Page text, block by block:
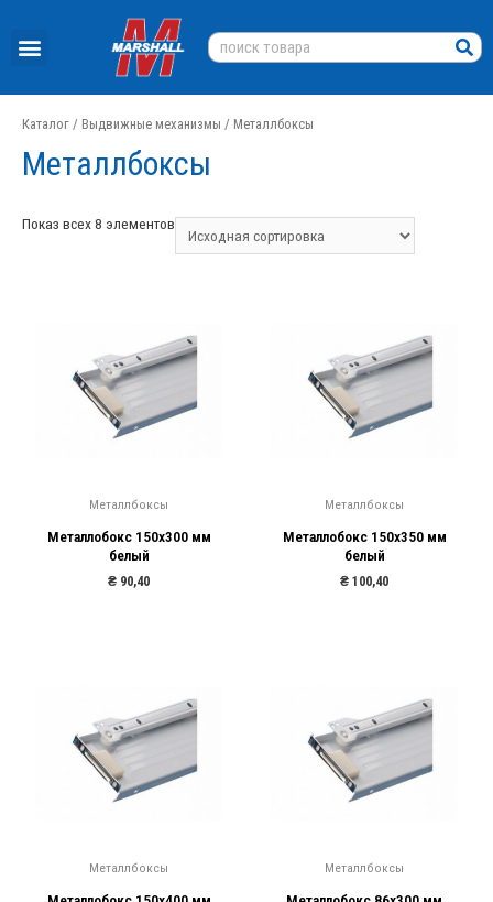
Каталог / Выдвижные механизмы / Металлбоксы
Металлбоксы
Показ всех 8 элементов
Металлбоксы
Металлобокс 150х300 мм
белый
₴ 90,40
Металлбоксы
Металлобокс 150х350 мм
белый
₴ 100,40
Металлбоксы Металлбоксы